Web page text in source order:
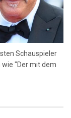
Schauspieler
wie "Der mit dem